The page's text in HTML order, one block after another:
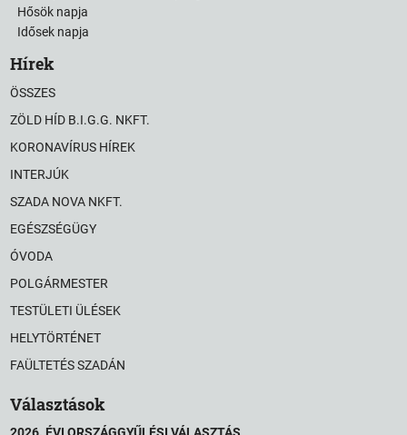
Hősök napja
Idősek napja
Hírek
ÖSSZES
ZÖLD HÍD B.I.G.G. NKFT.
KORONAVÍRUS HÍREK
INTERJÚK
SZADA NOVA NKFT.
EGÉSZSÉGÜGY
ÓVODA
POLGÁRMESTER
TESTÜLETI ÜLÉSEK
HELYTÖRTÉNET
FAÜLTETÉS SZADÁN
Választások